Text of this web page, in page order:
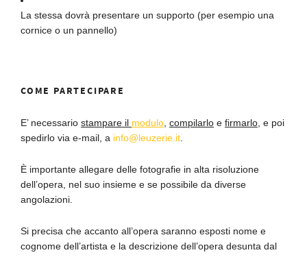
La stessa dovrà presentare un supporto (per esempio una
cornice o un pannello)
COME PARTECIPARE
E’ necessario stampare il modulo compilarlo e firmarlo , e poi
spedirlo via e-mail, a info@leuzerie.it
È importante allegare delle fotografie in alta risoluzione
dell’opera, nel suo insieme e se possibile da diverse
angolazioni.
Si precisa che accanto all’opera saranno esposti nome e
cognome dell’artista e la descrizione dell’opera desunta dal